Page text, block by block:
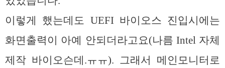
이렇게 했는데도 UEFI 바이오스 진입시에는
화면출력이 아예 안되더라고요(나름 Intel 자체
제작 바이오슨데.ㅠㅠ). 그래서 메인모니터로